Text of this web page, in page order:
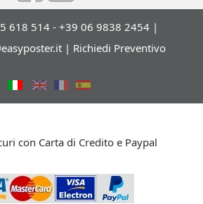
618 514 - +39 06 9838 2454 |
| Richiedi Preventivo
con Carta di Credito e Paypal